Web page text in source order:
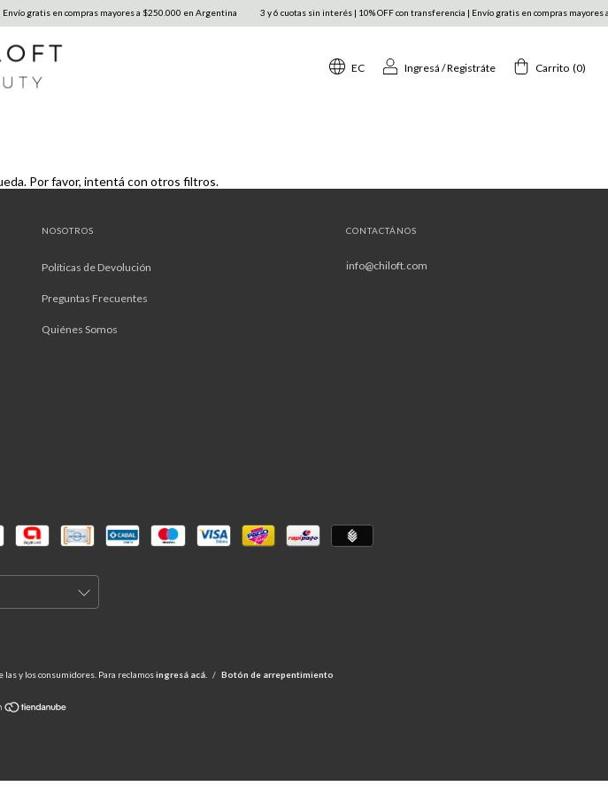
gratis en compras mayores a $250.000 en Argentina 3 y 6 cuotas sin interés | 10% OFF con transferencia | Envío gratis en compras mayores
EC Ingresá /Registráte Carrito (0)
Por favor, intentá con otros filtros.
NOSOTROS
Políticas de Devolución
Preguntas Frecuentes
Quiénes Somos
CONTACTÁNOS
info@chiloft.com
las y los consumidores. Para reclamos ingresá acá. / Botón de arrepentimiento